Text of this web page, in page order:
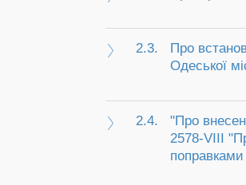
2.3.
Про
Одеської
2.4.
"Про
2578-VІІІ
поправками